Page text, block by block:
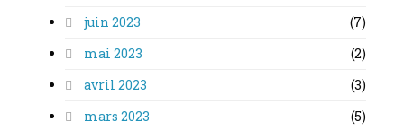
juin 2023
(7)
mai 2023
(2)
avril 2023
(3)
mars 2023
(5)